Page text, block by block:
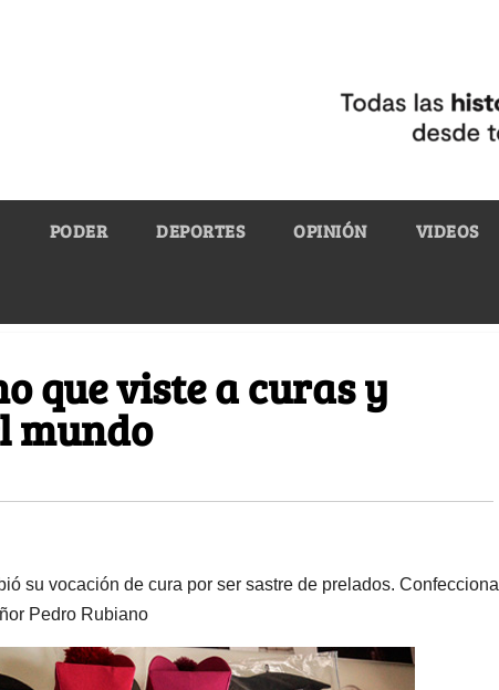
PODER DEPORTES OPINIÓN VIDEOS
que viste a curas y
mundo
su vocación de cura por ser sastre de prelados. Confecciona
Pedro Rubiano